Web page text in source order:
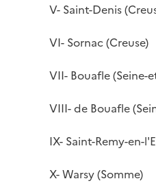
V- Saint-Denis
VI- Sornac (Creuse)
VII- Bouafle (Seine-
VIII- de Bouafle
IX- Saint-Remy-en-
X- Warsy (Somme)